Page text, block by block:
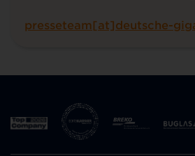
presseteam[at]deutsche-